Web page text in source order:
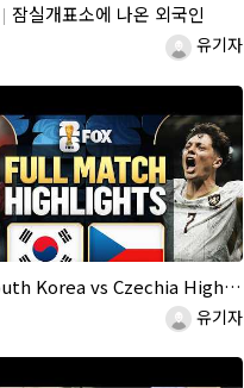
잠실개표소에 나온 외국인
등록자유기자
Korea vs Czechia Highlights
등록자유기자